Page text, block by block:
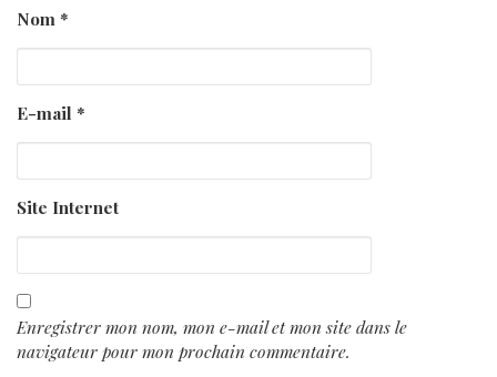
Nom *
E-mail *
Site Internet
Enregistrer mon nom, mon e-mail et mon site dans le
navigateur pour mon prochain commentaire.